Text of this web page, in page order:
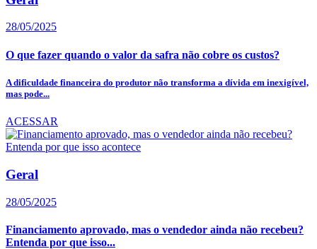
28/05/2025
O que fazer quando o valor da safra não cobre os custos?
A dificuldade financeira do produtor não transforma a dívida em inexigível,
mas pode...
ACESSAR
Geral
28/05/2025
Financiamento aprovado, mas o vendedor ainda não recebeu?
Entenda por que isso...